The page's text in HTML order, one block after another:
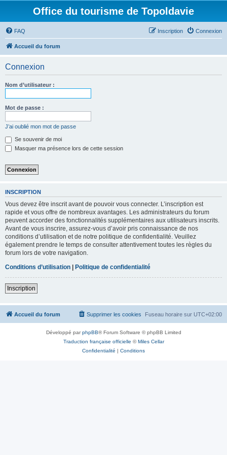
Office du tourisme de Topoldavie
FAQ Connexion
Inscription
Accueil du forum
Connexion
Nom d’utilisateur :
Mot de passe :
J’ai oublié mon mot de passe
Se souvenir de moi
Masquer ma présence lors de cette session
INSCRIPTION
Vous devez être inscrit avant de pouvoir vous connecter. L’inscription est
rapide et vous offre de nombreux avantages. Les administrateurs du forum
peuvent accorder des fonctionnalités supplémentaires aux utilisateurs inscrits.
Avant de vous inscrire, assurez-vous d’avoir pris connaissance de nos
conditions d’utilisation et de notre politique de confidentialité. Veuillez
également prendre le temps de consulter attentivement toutes les règles du
forum lors de votre navigation.
Conditions d’utilisation | Politique de confidentialité
Inscription
Accueil du forum Fuseau horaire sur UTC+02:00
Supprimer les cookies
Développé parphpBB® Forum Software © phpBB Limited
Traduction française officielle ©Miles Cellar
Confidentialité | Conditions